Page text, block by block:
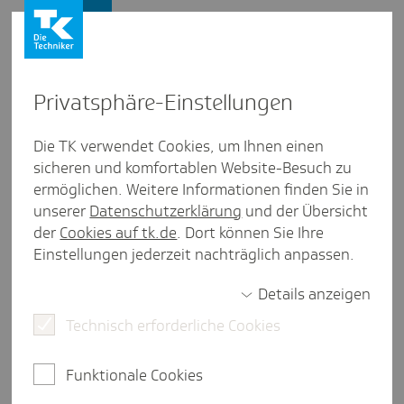
"Wir müssen die Moti­va­tion
heben"
Inter­view aus Sachsen
Wir trafen die 38-jährige Grünen-Politikerin und
fragten sie, was die dringlichsten Aufgaben im
Presse und Politik Gesundheitspolitik
Privat­sphäre-Einstel­lungen
Die TK verwendet Cookies, um Ihnen einen
sicheren und komfortablen Website-Besuch zu
ermöglichen. Weitere Informationen finden Sie in
unserer Datenschutzerklärung und der Übersicht
der Cookies auf tk.de. Dort können Sie Ihre
Einstellungen jederzeit nachträglich anpassen.
Details anzeigen
Technisch erforderliche Cookies
Funktionale Cookies